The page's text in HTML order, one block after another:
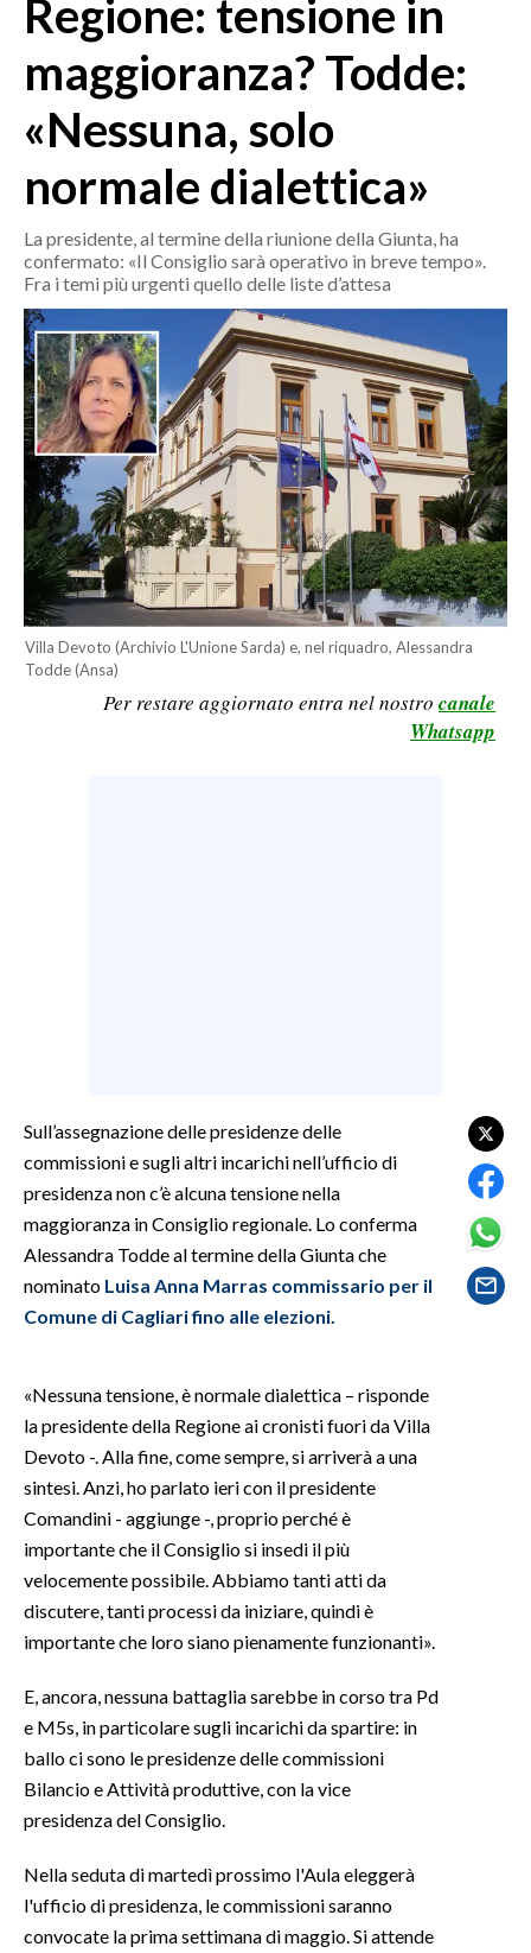
MEDIO CAMPIDANO
ORISTANO E PROVINCIA
SASSARI E PROVINCIA
GALLURA
NUORO E PROVINCIA
OGLIASTRA
CRONACA
ITALIA
MONDO
POLITICA
ECONOMIA
SERVIZI ALLE IMPRESE
LAVORO
BANDI
SPORT IN SARDEGNA
GOSSIP
SALUTE
SARDEGNA TURISMO
EVENTI
3 MINUTI CON
INSULARITÀ
INFO AZIENDE
ANNUNCI
NECROLOGI
PUBBLICITÀ
SPIAGGE
Regione: tensione in
maggioranza? Todde:
«Nessuna, solo
normale dialettica»
La presidente, al termine della riunione della Giunta, ha
confermato: «Il Consiglio sarà operativo in breve tempo».
Fra i temi più urgenti quello delle liste d’attesa
Villa Devoto (Archivio L'Unione Sarda) e, nel riquadro, Alessandra
Todde (Ansa)
Per restare aggiornato entra nel nostro canale
Whatsapp
Sull’assegnazione delle presidenze delle
commissioni e sugli altri incarichi nell’ufficio di
presidenza non c’è alcuna tensione nella
maggioranza in Consiglio regionale. Lo conferma
Alessandra Todde al termine della Giunta che
nominato Luisa Anna Marras commissario per il
Comune di Cagliari fino alle elezioni.
«Nessuna tensione, è normale dialettica – risponde
la presidente della Regione ai cronisti fuori da Villa
Devoto -. Alla fine, come sempre, si arriverà a una
sintesi. Anzi, ho parlato ieri con il presidente
Comandini - aggiunge -, proprio perché è
importante che il Consiglio si insedi il più
velocemente possibile. Abbiamo tanti atti da
discutere, tanti processi da iniziare, quindi è
importante che loro siano pienamente funzionanti».
E, ancora, nessuna battaglia sarebbe in corso tra Pd
e M5s, in particolare sugli incarichi da spartire: in
ballo ci sono le presidenze delle commissioni
Bilancio e Attività produttive, con la vice
presidenza del Consiglio.
Nella seduta di martedì prossimo l'Aula eleggerà
l'ufficio di presidenza, le commissioni saranno
convocate la prima settimana di maggio. Si attende